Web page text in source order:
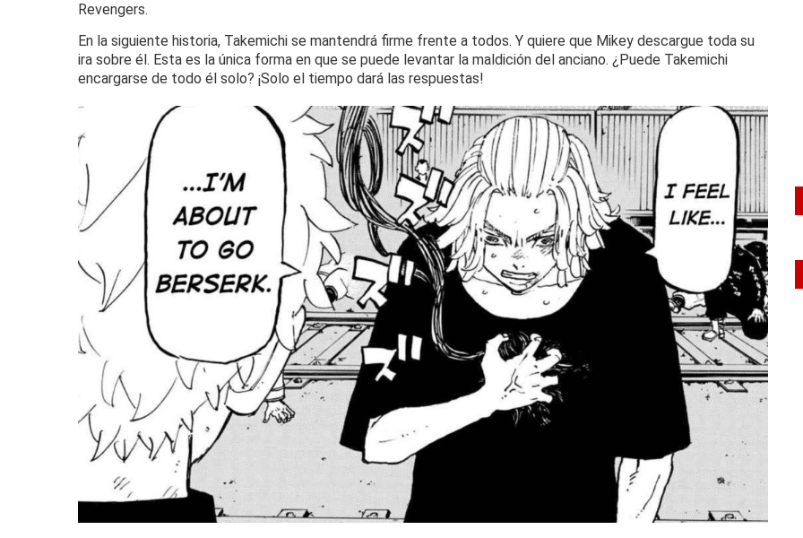
Revengers.
En la siguiente historia, Takemichi se mantendrá firme frente a todos. Y quiere que Mikey descargue toda su
ira sobre él. Esta es la única forma en que se puede levantar la maldición del anciano. ¿Puede Takemichi
encargarse de todo él solo? ¡Solo el tiempo dará las respuestas!